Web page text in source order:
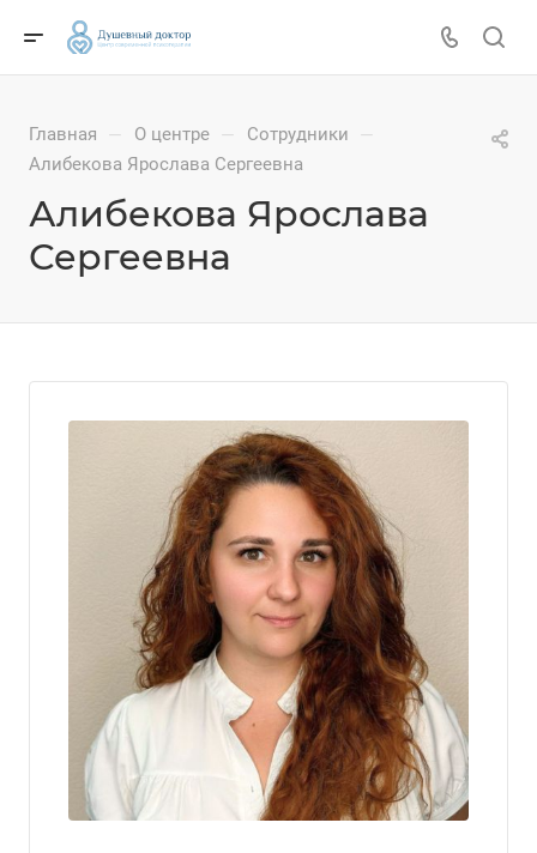
Главная — О центре — Сотрудники
—
Алибекова Ярослава Сергеевна
Алибекова Ярослава
Сергеевна